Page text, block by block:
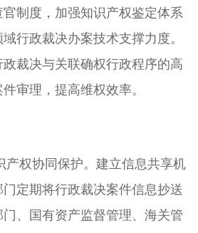
制度，加强知识产权鉴定体系
行政裁决办案技术支撑力度。
裁决与关联确权行政程序的高
定期将行政裁决案件信息抄送
、国有资产监督管理、海关管